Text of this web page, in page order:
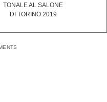
TONALE AL SALONE
DI TORINO 2019